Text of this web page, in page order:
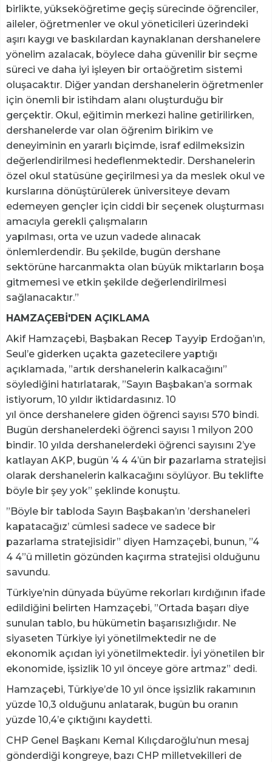
birlikte, yükseköğretime geçiş sürecinde öğrenciler,
aileler, öğretmenler ve okul yöneticileri üzerindeki
aşırı kaygı ve baskılardan kaynaklanan dershanelere
yönelim azalacak, böylece daha güvenilir bir seçme
süreci ve daha iyi işleyen bir ortaöğretim sistemi
oluşacaktır. Diğer yandan dershanelerin öğretmenler
için önemli bir istihdam alanı oluşturduğu bir
gerçektir. Okul, eğitimin merkezi haline getirilirken,
dershanelerde var olan öğrenim birikim ve
deneyiminin en yararlı biçimde, israf edilmeksizin
değerlendirilmesi hedeflenmektedir. Dershanelerin
özel okul statüsüne geçirilmesi ya da meslek okul ve
kurslarına dönüştürülerek üniversiteye devam
edemeyen gençler için ciddi bir seçenek oluşturması
amacıyla gerekli çalışmaların
yapılması, orta ve uzun vadede alınacak
önlemlerdendir. Bu şekilde, bugün dershane
sektörüne harcanmakta olan büyük miktarların boşa
gitmemesi ve etkin şekilde değerlendirilmesi
sağlanacaktır.”
HAMZAÇEBİ'DEN AÇIKLAMA
Akif Hamzaçebi, Başbakan Recep Tayyip Erdoğan’ın,
Seul’e giderken uçakta gazetecilere yaptığı
açıklamada, ”artık dershanelerin kalkacağını”
söylediğini hatırlatarak, ”Sayın Başbakan’a sormak
istiyorum, 10 yıldır iktidardasınız. 10
yıl önce dershanelere giden öğrenci sayısı 570 bindi.
Bugün dershanelerdeki öğrenci sayısı 1 milyon 200
bindir. 10 yılda dershanelerdeki öğrenci sayısını 2’ye
katlayan AKP, bugün ’4 4 4’ün bir pazarlama stratejisi
olarak dershanelerin kalkacağını söylüyor. Bu teklifte
böyle bir şey yok” şeklinde konuştu.
”Böyle bir tabloda Sayın Başbakan’ın ’dershaneleri
kapatacağız’ cümlesi sadece ve sadece bir
pazarlama stratejisidir” diyen Hamzaçebi, bunun, ”4
4 4”ü milletin gözünden kaçırma stratejisi olduğunu
savundu.
Türkiye’nin dünyada büyüme rekorları kırdığının ifade
edildiğini belirten Hamzaçebi, ”Ortada başarı diye
sunulan tablo, bu hükümetin başarısızlığıdır. Ne
siyaseten Türkiye iyi yönetilmektedir ne de
ekonomik açıdan iyi yönetilmektedir. İyi yönetilen bir
ekonomide, işsizlik 10 yıl önceye göre artmaz” dedi.
Hamzaçebi, Türkiye’de 10 yıl önce işsizlik rakamının
yüzde 10,3 olduğunu anlatarak, bugün bu oranın
yüzde 10,4’e çıktığını kaydetti.
CHP Genel Başkanı Kemal Kılıçdaroğlu’nun mesaj
gönderdiği kongreye, bazı CHP milletvekilleri de